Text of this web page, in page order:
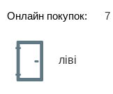
Онлайн покупок: 7
ліві